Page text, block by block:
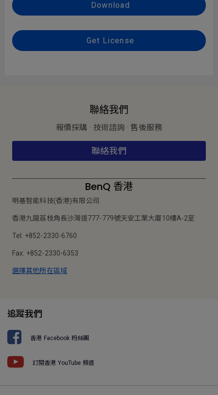
Download
Get License
聯絡我們
報價採購 · 技術諮詢 · 售後服務
聯絡我們
BenQ 香港
明基智能科技(香港)有限公司
香港九龍荔枝角長沙灣道777-779號天安工業大廈10樓A-2室
Tel: +852-2330-6760
Fax: +852-2330-6353
選擇其他所在區域
追蹤我們
香港 Facebook 粉絲團
訂閱香港 YouTube 頻道